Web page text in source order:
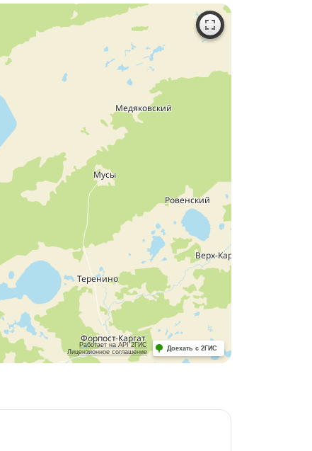
Работает на API 2ГИС
Лицензионное соглашение
Доехать с 2ГИС